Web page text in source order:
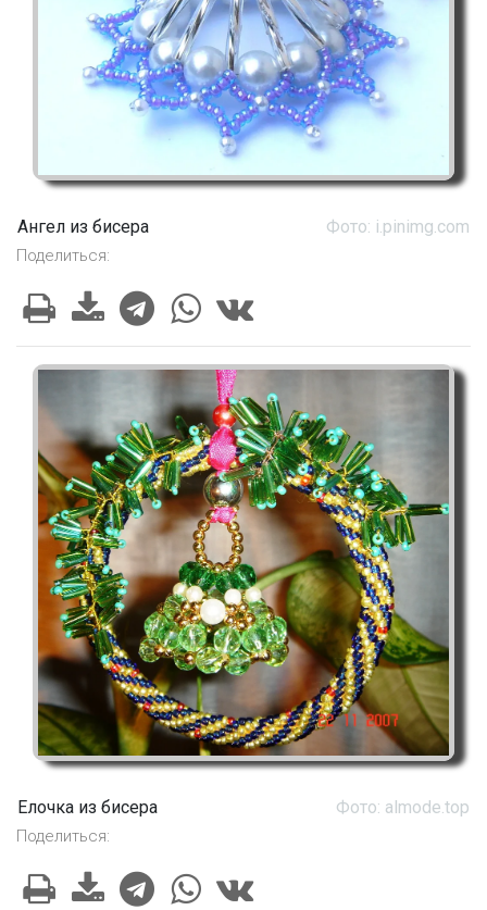
Ангел из бисера Фото: i.pinimg.com
Поделиться:
Елочка из бисера Фото: almode.top
Поделиться: